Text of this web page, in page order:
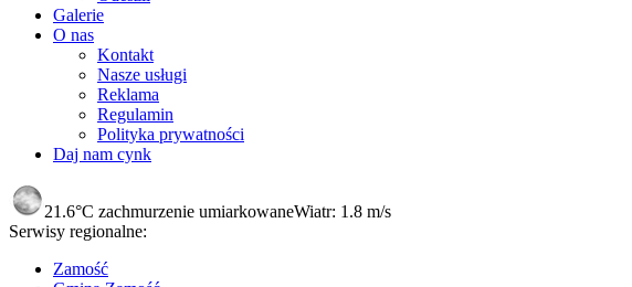
Galerie
O nas
Kontakt
Nasze usługi
Reklama
Regulamin
Polityka prywatności
Daj nam cynk
21.6°C zachmurzenie umiarkowaneWiatr: 1.8 m/s
Serwisy regionalne:
Zamość